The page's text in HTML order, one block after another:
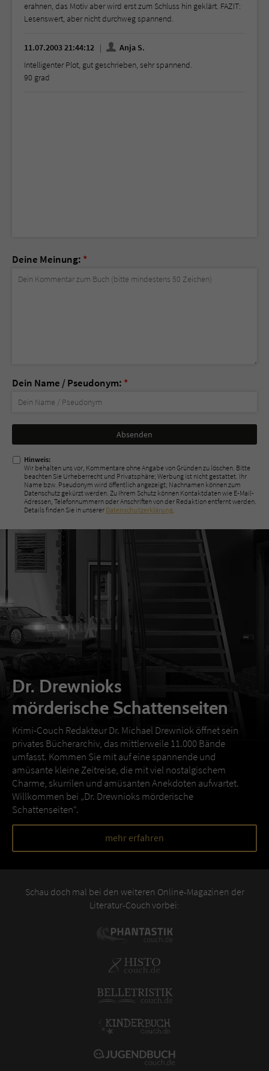
erahnen, das Motiv aber wird erst zum Schluss hin geklärt. FAZIT:
Lesenswert, aber nicht durchweg spannend.
11.07.2003 21:44:12
Anja S.
Intelligenter Plot, gut geschrieben, sehr spannend.
90 grad
Deine Meinung: *
Dein Name / Pseudonym: *
Nicht
ausfüllen!
Hinweis:
Wir behalten uns vor, Kommentare ohne Angabe von Gründen zu löschen. Bitte
beachten Sie Urheberrecht und Privatsphäre; Werbung ist nicht gestattet. Ihr
Name bzw. Pseudonym wird öffentlich angezeigt; Nachnamen können zum
Datenschutz gekürzt werden. Zu Ihrem Schutz können Kontaktdaten wie E-Mail-
Adressen, Telefonnummern oder Anschriften von der Redaktion entfernt werden.
Details finden Sie in unserer Datenschutzerklärung.
Dr. Drewnioks
mörderische Schattenseiten
Krimi-Couch Redakteur Dr. Michael Drewniok öffnet sein
privates Bücherarchiv, das mittlerweile 11.000 Bände
umfasst. Kommen Sie mit auf eine spannende und
amüsante kleine Zeitreise, die mit viel nostalgischem
Charme, skurrilen und amüsanten Anekdoten aufwartet.
Willkommen bei „Dr. Drewnioks mörderische
Schattenseiten“.
mehr erfahren
Schau doch mal bei den weiteren Online-Magazinen der
Literatur-Couch vorbei: